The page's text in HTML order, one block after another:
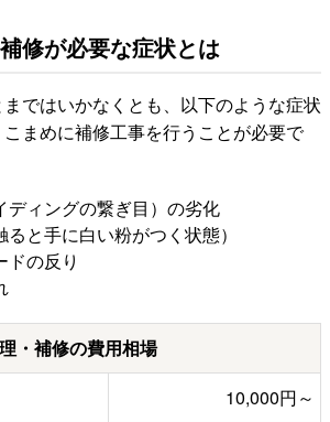
修が必要な症状とは
ではいかなくとも、以下のような症状
まめに補修工事を行うことが必要で
ディングの繋ぎ目）の劣化
と手に白い粉がつく状態）
ドの反り
・補修の費用相場
10,000円～